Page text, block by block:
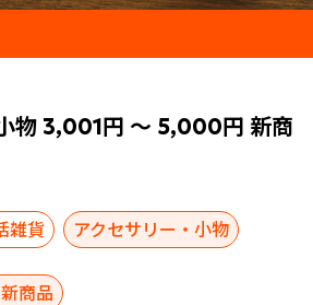
物 3,001円 ～ 5,000円 新商
雑貨 アクセサリー・小物
新商品